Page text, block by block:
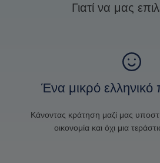
Γιατί να μας
Ένα μικρό ελληνικό
Κάνοντας κράτηση μαζί μας
οικονομία και όχι μια